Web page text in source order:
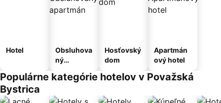
Hotel
Obsluhova
ný
Hosťovský
dom
Apartmán
ový hotel
Populárne kategórie hotelov v Považská
Bystrica